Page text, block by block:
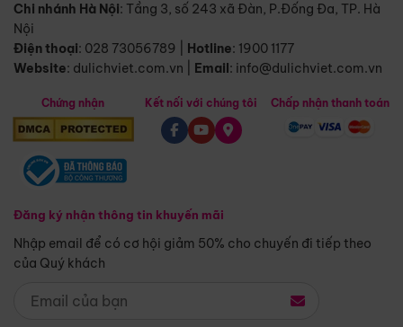
Chi nhánh Hà Nội: Tầng 3, số 243 xã Đàn, P.Đống Đa, TP. Hà
Nội
Điện thoại: 028 73056789 Hotline: 1900 1177
Website: dulichviet.com.vn Email: info@dulichviet.com.vn
Chứng nhận
Đăng ký nhận thông tin khuyến mãi
Nhập email để có cơ hội giảm 50% cho chuyến đi tiếp theo
của Quý khách
Kết nối với chúng tôi Chấp nhận thanh toán